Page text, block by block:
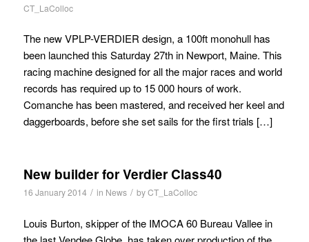
CT_LaColloc
The new VPLP-VERDIER design, a 100ft monohull has
been launched this Saturday 27th in Newport, Maine. This
racing machine designed for all the major races and world
records has required up to 15 000 hours of work.
Comanche has been mastered, and received her keel and
daggerboards, before she set sails for the first trials […]
New builder for Verdier Class40
16 January 2014 / in News / byCT_LaColloc
Louis Burton, skipper of the IMOCA 60 Bureau Vallee in